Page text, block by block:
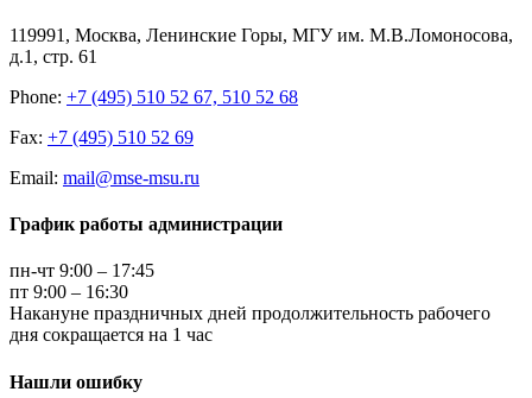
119991, Москва, Ленинские Горы, МГУ им. М.В.Ломоносова,
д.1, стр. 61
Phone: +7 (495) 510 52 67, 510 52 68
Fax: +7 (495) 510 52 69
Email: mail@mse-msu.ru
График работы администрации
пн-чт 9:00 – 17:45
пт 9:00 – 16:30
Накануне праздничных дней продолжительность рабочего
дня сокращается на 1 час
Нашли ошибку